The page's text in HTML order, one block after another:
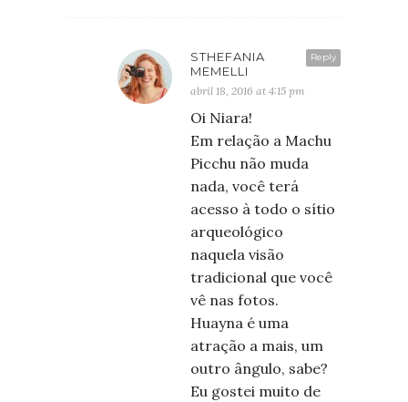
Reply
STHEFANIA
MEMELLI
abril 18, 2016 at 4:15 pm
Oi Niara!
Em relação a Machu
Picchu não muda
nada, você terá
acesso à todo o sítio
arqueológico
naquela visão
tradicional que você
vê nas fotos.
Huayna é uma
atração a mais, um
outro ângulo, sabe?
Eu gostei muito de